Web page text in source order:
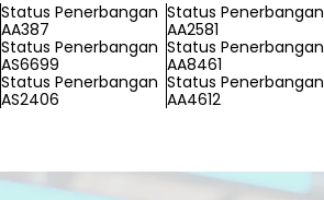
Status Penerbangan
AA387
Status Penerbangan
AA2581
Status Penerbangan
AS6699
Status Penerbangan
AA8461
Status Penerbangan
AS2406
Status Penerbangan
AA4612